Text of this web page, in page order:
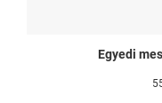
Egyedi